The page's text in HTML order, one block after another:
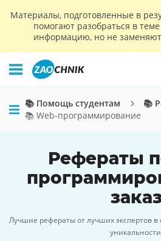
Материалы, подготовленные в
помогают разобраться в
информацию, но не
📚 Помощь студентам
📚
📚 Web-программирование
Рефераты
Лучшие рефераты от лучших экспертов